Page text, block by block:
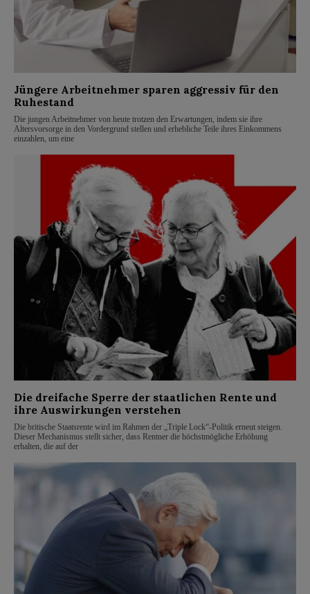
Jüngere Arbeitnehmer sparen aggressiv für den
Ruhestand
Die jungen Arbeitnehmer von heute trotzen den Erwartungen, indem sie ihre
Altersvorsorge in den Vordergrund stellen und erhebliche Teile ihres Einkommens
einzahlen, um eine
Die dreifache Sperre der staatlichen Rente und
ihre Auswirkungen verstehen
Die britische Staatsrente wird im Rahmen der „Triple Lock“-Politik erneut steigen.
Dieser Mechanismus stellt sicher, dass Rentner die höchstmögliche Erhöhung
erhalten, die auf der